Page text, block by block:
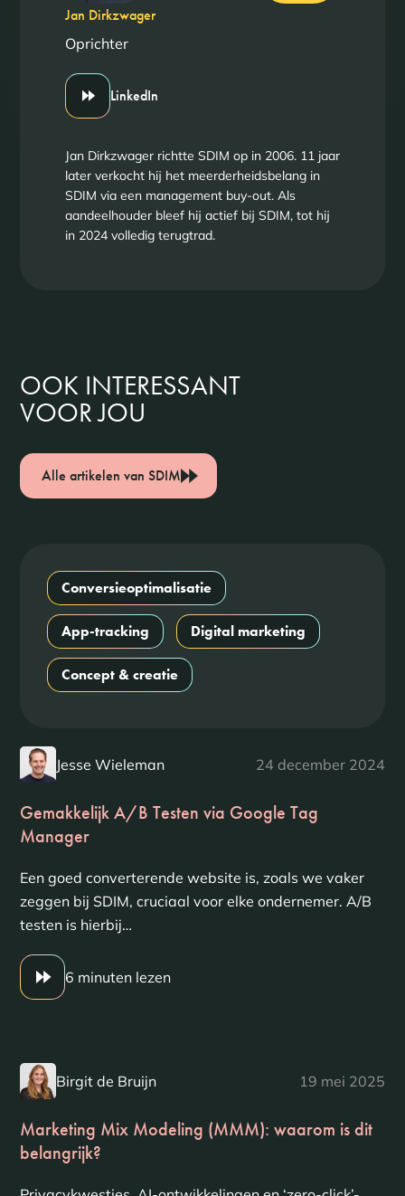
Jan Dirkzwager
Oprichter
LinkedIn
Jan Dirkzwager richtte SDIM op in 2006. 11 jaar
later verkocht hij het meerderheidsbelang in
SDIM via een management buy-out. Als
aandeelhouder bleef hij actief bij SDIM, tot hij
in 2024 volledig terugtrad.
OOK INTERESSANT
VOOR JOU
Alle artikelen van SDIM
Conversieoptimalisatie
App-tracking Digital marketing
Concept & creatie
Jesse Wieleman 24 december 2024
Gemakkelijk A/B Testen via Google Tag
Manager
Een goed converterende website is, zoals we vaker
zeggen bij SDIM, cruciaal voor elke ondernemer. A/B
testen is hierbij…
6 minuten lezen
Birgit de Bruijn 19 mei 2025
Marketing Mix Modeling (MMM): waarom is dit
belangrijk?